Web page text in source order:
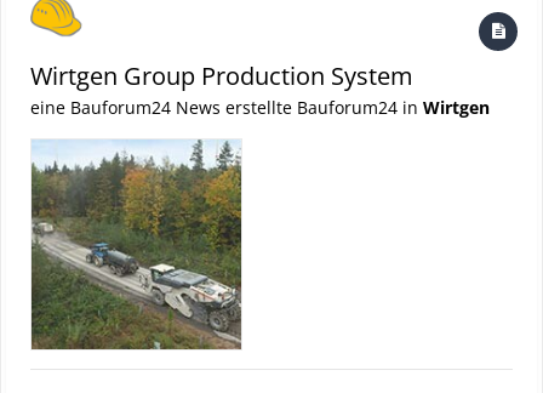
Wirtgen Group Production System
eine Bauforum24 News erstellte Bauforum24 in Wirtgen